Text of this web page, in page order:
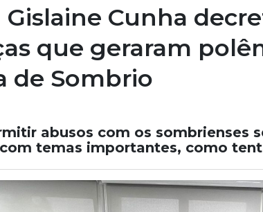
Cunha
que geraram
de Sombrio
abusos com os sombrienses
temas importantes, como